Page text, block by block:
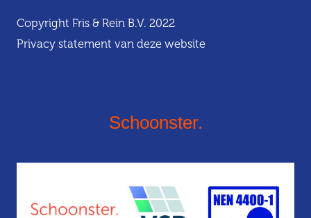
Copyright Fris & Rein B.V. 2022
Privacy statement van deze website
Schoonster.